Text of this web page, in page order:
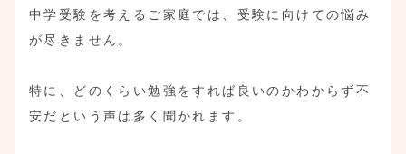
中学受験を考えるご家庭では、受験に向けての悩み
が尽きません。
特に、どのくらい勉強をすれば良いのかわからず不
安だという声は多く聞かれます。